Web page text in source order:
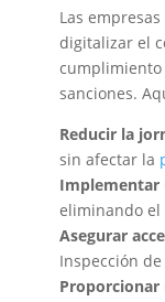
Las
digitalizar el
cumplimiento
sanciones.
Reducir la
sin afectar la
Implementar
eliminando el
Asegurar
Inspección
Proporcionar